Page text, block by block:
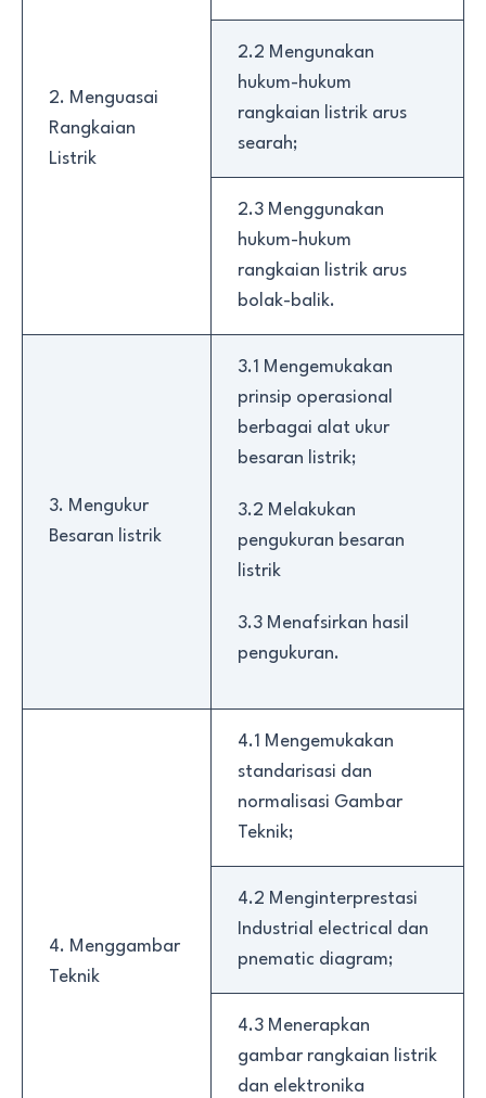
2. Menguasai
Rangkaian
Listrik
2.2 Mengunakan
hukum-hukum
rangkaian listrik arus
searah;
2.3 Menggunakan
hukum-hukum
rangkaian listrik arus
bolak-balik.
3. Mengukur
Besaran listrik
3.1 Mengemukakan
prinsip operasional
berbagai alat ukur
besaran listrik;
3.2 Melakukan
pengukuran besaran
listrik
3.3 Menafsirkan hasil
pengukuran.
4. Menggambar
Teknik
4.1 Mengemukakan
standarisasi dan
normalisasi Gambar
Teknik;
4.2 Menginterprestasi
Industrial electrical dan
pnematic diagram;
4.3 Menerapkan
gambar rangkaian listrik
dan elektronika